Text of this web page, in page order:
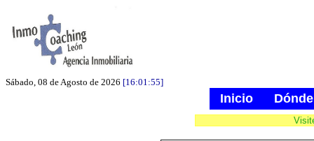
Sábado, 08 de Agosto de 2026 [16:01:56]
Inicio